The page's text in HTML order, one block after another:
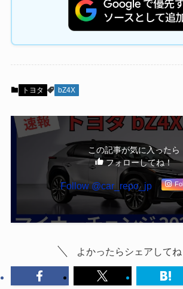
トヨタ bZ4X
この記事が気に入ったら
フォローしてね！
Follow @car_repo_jp
よかったらシェアしてね